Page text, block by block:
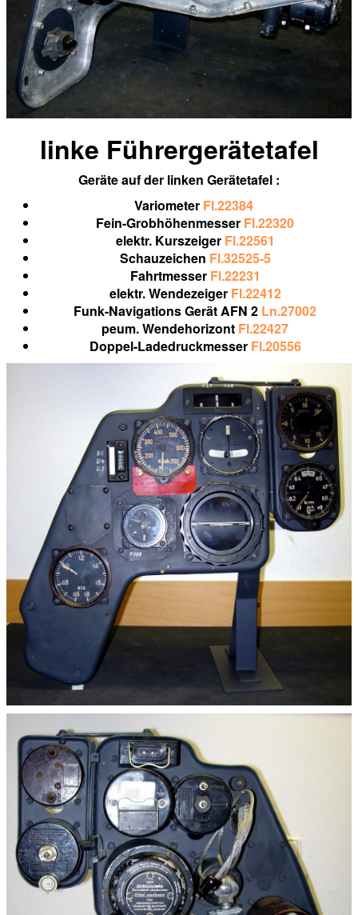
linke Führergerätetafel
Geräte auf der linken Gerätetafel :
Variometer Fl.22384
Fein-Grobhöhenmesser Fl.22320
elektr. Kurszeiger Fl.22561
Schauzeichen Fl.32525-5
Fahrtmesser Fl.22231
elektr. Wendezeiger Fl.22412
Funk-Navigations GerätAFN 2 Ln.27002
peum. Wendehorizont Fl.22427
Doppel-Ladedruckmesser Fl.20556